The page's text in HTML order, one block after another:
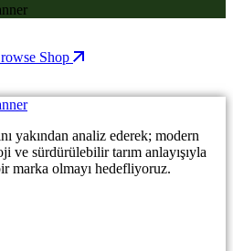
Shop
yakından analiz ederek; modern
ve sürdürülebilir tarım anlayışıyla
marka olmayı hedefliyoruz.